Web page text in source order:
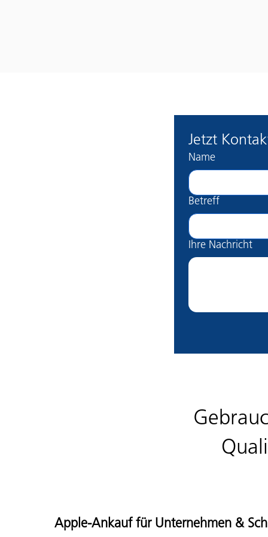
Jetzt
Name
Betreff
Ihre Nachricht
Apple-Ankauf für Unternehmen &